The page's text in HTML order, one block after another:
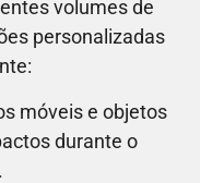
volumes de
personalizadas
móveis e objetos
durante o